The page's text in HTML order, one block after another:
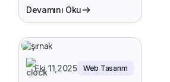
Devamını Oku
Eki 11,2025 Web Tasarım